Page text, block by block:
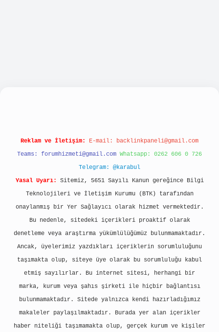
Reklam ve İletişim: E-mail: backlinkpaneli@gmail.com
Teams: forumhizmeti@gmail.com Whatsapp: 0262 606 0 726
Telegram: @karabul
Yasal Uyarı:
Sitemiz, 5651 Sayılı Kanun gereğince Bilgi
Teknolojileri ve İletişim Kurumu (BTK) tarafından
onaylanmış bir Yer Sağlayıcı olarak hizmet vermektedir.
Bu nedenle, sitedeki içerikleri proaktif olarak
denetleme veya araştırma yükümlülüğümüz bulunmamaktadır.
Ancak, üyelerimiz yazdıkları içeriklerin sorumluluğunu
taşımakta olup, siteye üye olarak bu sorumluluğu kabul
etmiş sayılırlar. Bu internet sitesi, herhangi bir
marka, kurum veya şahıs şirketi ile hiçbir bağlantısı
bulunmamaktadır. Sitede yalnızca kendi hazırladığımız
makaleler paylaşılmaktadır. Burada yer alan içerikler
haber niteliği taşımamakta olup, gerçek kurum ve kişiler